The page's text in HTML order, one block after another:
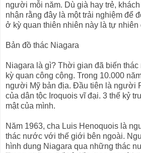
người mỗi năm. Dù già hay trẻ,
nhận rằng đây là một trải nghiệm để
ở kỳ quan thiên nhiên này là tự nhiên
Bản đồ thác Niagara
Niagara là gì? Thời gian đã biến
kỳ quan công cộng. Trong 10.000
người Mỹ bản địa. Đầu tiên là người
của dân tộc Iroquois vĩ đại. 3 thế kỷ
mật của mình.
Năm 1963, cha Luis Henoquois là
thác nước với thế giới bên ngoài.
hình dung Niagara qua những thác